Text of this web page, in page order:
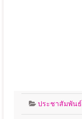
ประชาสัมพันธ์